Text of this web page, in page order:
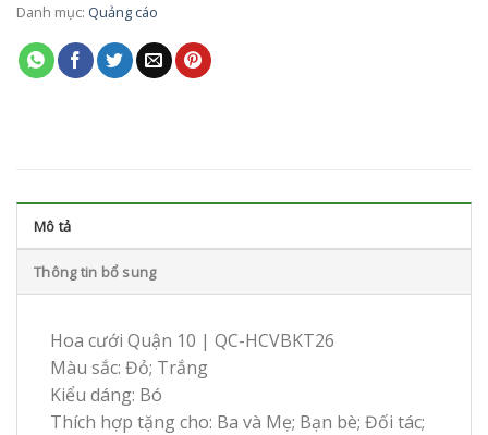
Danh mục: Quảng cáo
Mô tả
Thông tin bổ sung
Hoa cưới Quận 10 | QC-HCVBKT26
Màu sắc: Đỏ; Trắng
Kiểu dáng: Bó
Thích hợp tặng cho: Ba và Mẹ; Bạn bè; Đối tác;